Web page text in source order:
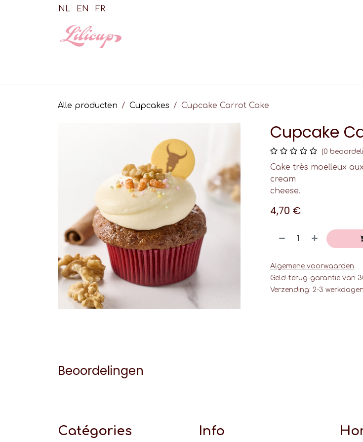
Overslaan naar inhoud
NL EN FR
Alle producten Cupcakes Cupcake Carrot Cake
Cupcake
(0
Cake très moelleux
cream
cheese.
4,70 €
Algemene voorwaarden
Geld-terug-garantie van
Verzending: 2-3 werkdagen
Beoordelingen
Catégories Info